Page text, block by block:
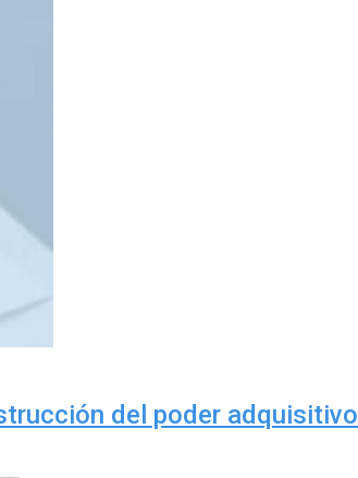
del poder adquisitivo